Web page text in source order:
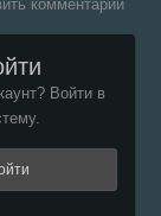
комментарий
Войти в